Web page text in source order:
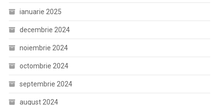
ianuarie 2025
decembrie 2024
noiembrie 2024
octombrie 2024
septembrie 2024
august 2024